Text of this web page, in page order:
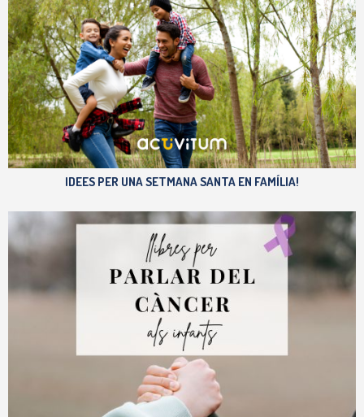
IDEES PER UNA SETMANA SANTA EN FAMÍLIA!